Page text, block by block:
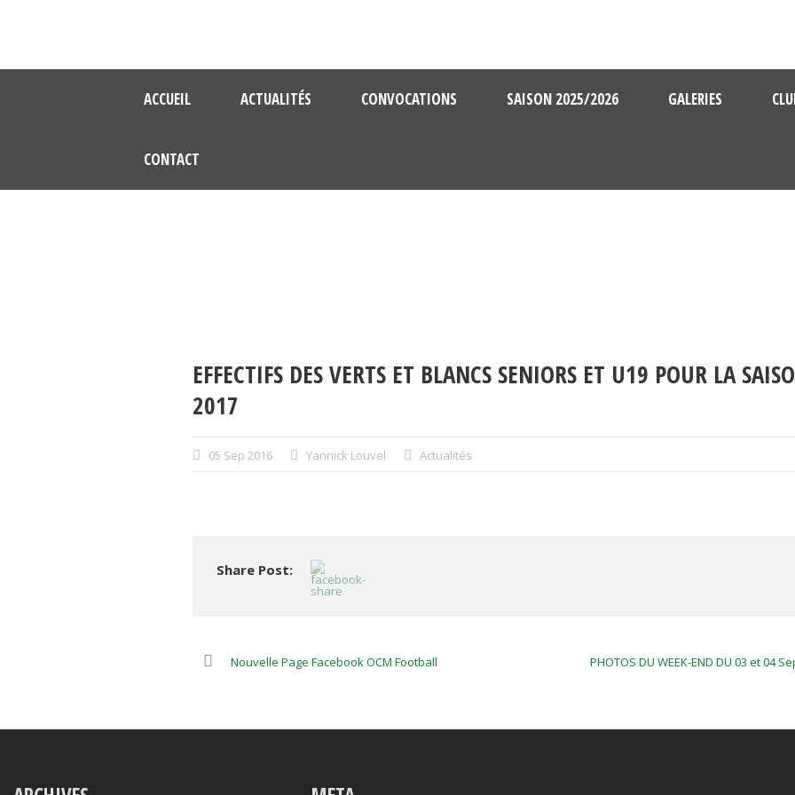
ACCUEIL ACTUALITÉS CONVOCATIONS SAISON 2025/2026 GALERIES
CONTACT
EFFECTIFS DES VERTS ET BLANCS SENIORS ET U19 POUR LA
2017
05 Sep 2016 Yannick Louvel Actualités
Share Post:
Nouvelle Page Facebook OCM Football PHOTOS DU WEEK-END DU 03 et 04